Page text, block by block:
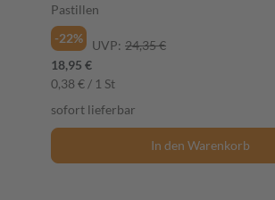
Pastillen
-22%
UVP: 24,35 €
18,95 €
0,38 € / 1 St
sofort lieferbar
In den Warenkorb